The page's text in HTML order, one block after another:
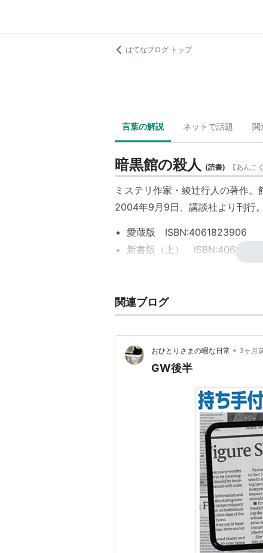
はてなブログ トップ
言葉の解説 ネットで話題 関
暗黒館の殺人 (読書) 【あんこ
ミステリ作家・綾辻行人の著作。
2004年9月9日、講談社より刊行。
愛蔵版 ISBN:4061823906
新書版（上）
関連ブログ
おひとりさまの暇な日常 • 3ヶ月
GW後半